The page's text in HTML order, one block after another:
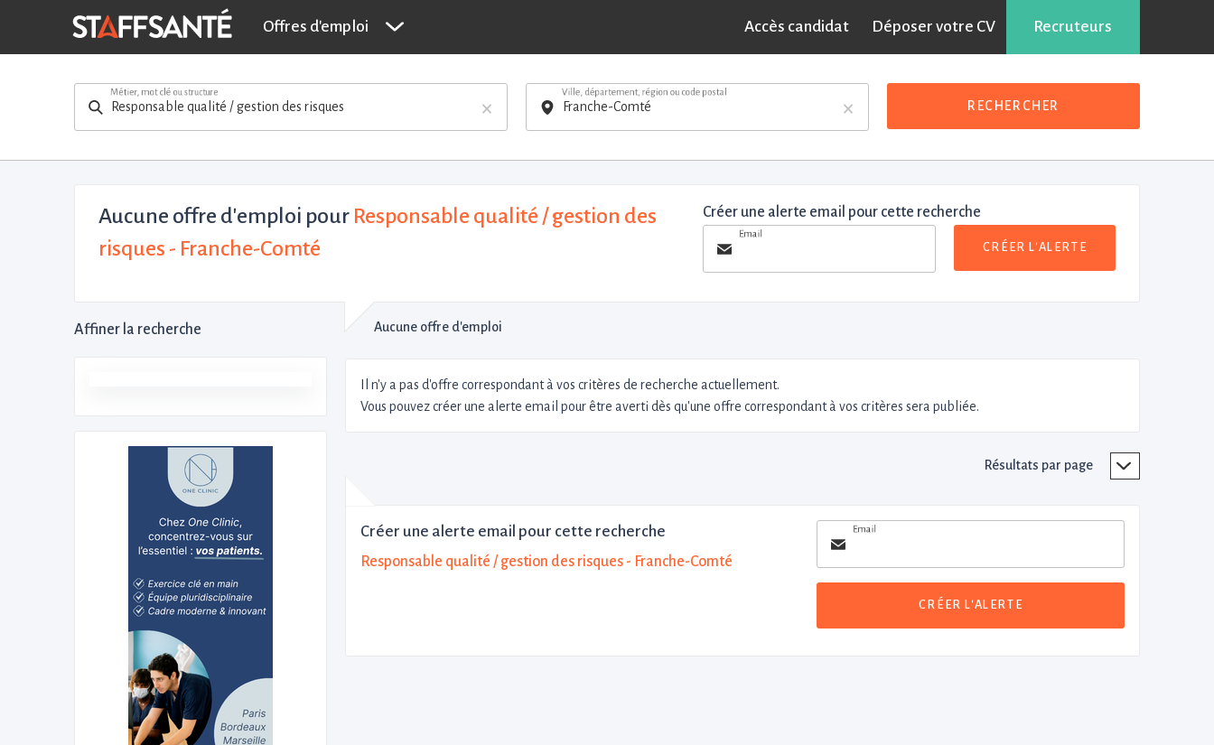
Offres d'emploi Accès candidat Déposer votre CV Recruteurs
×
Métier, mot clé ou structure
×
Ville, département, région ou code postal
RECHERCHER
Aucune offre d'emploi pour Responsable qualité / gestion des
risques - Franche-Comté
Créer une alerte email pour cette recherche
Email
CRÉER L'ALERTE
Affiner la recherche Aucune offre d'emploi
Il n'y a pas d'offre correspondant à vos critères de recherche actuellement.
Vous pouvez créer une alerte email pour être averti dès qu'une offre correspondant à vos critères sera publiée.
Résultats par page
Créer une alerte email pour cette recherche
Responsable qualité / gestion des risques - Franche-Comté
Email
CRÉER L'ALERTE